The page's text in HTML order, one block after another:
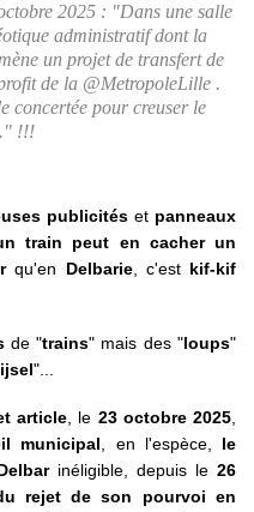
2025 : "Dans une salle
administratif dont la
un projet de transfert de
de la @MetropoleLille .
concertée pour creuser le
!!!
publicités et panneaux
train peut en cacher un
qu'en Delbarie, c'estkif-kif
de "trains" mais des "loups"
"...
article , le 23 octobre 2025
municipal , en l'espèce, le
inéligible, depuis le 26
rejet de son pourvoi en